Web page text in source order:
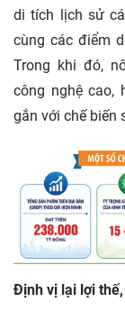
di tích lịch sử
cùng các điểm
Trong khi đó,
công nghệ cao,
gắn với chế biến
Định vị lại lợi